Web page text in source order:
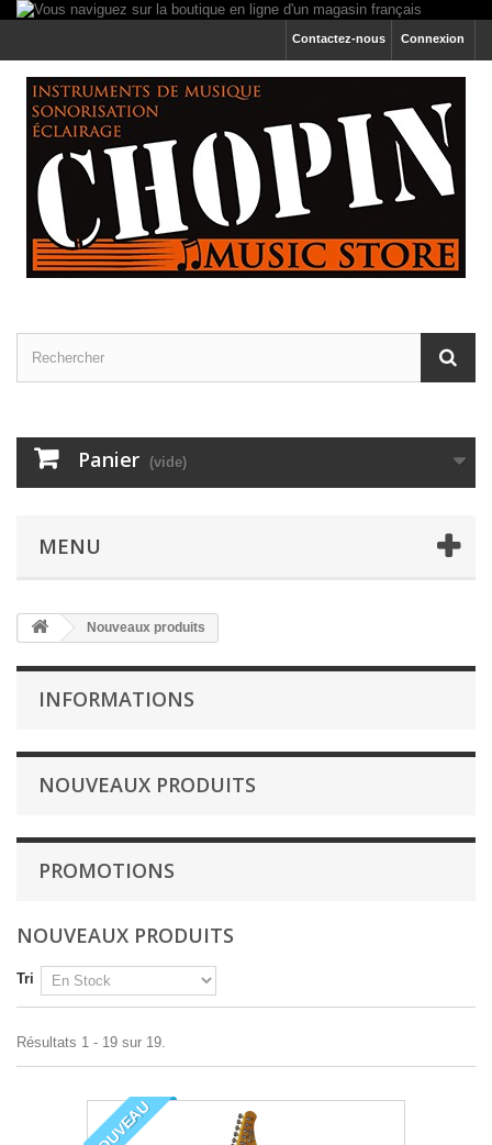
Connexion
Contactez-nous
Panier (vide)
MENU
Nouveaux produits
INFORMATIONS
NOUVEAUX PRODUITS
PROMOTIONS
NOUVEAUX PRODUITS
Tri
Résultats 1 - 19 sur 19.
NOUVEAU